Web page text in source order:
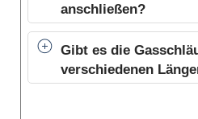
anschließen?
Gibt es die
verschiedenen